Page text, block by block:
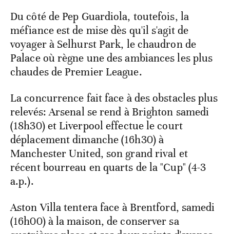
Du côté de Pep Guardiola, toutefois, la
méfiance est de mise dès qu'il s'agit de
voyager à Selhurst Park, le chaudron de
Palace où règne une des ambiances les plus
chaudes de Premier League.
La concurrence fait face à des obstacles plus
relevés: Arsenal se rend à Brighton samedi
(18h30) et Liverpool effectue le court
déplacement dimanche (16h30) à
Manchester United, son grand rival et
récent bourreau en quarts de la "Cup" (4-3
a.p.).
Aston Villa tentera face à Brentford, samedi
(16h00) à la maison, de conserver sa